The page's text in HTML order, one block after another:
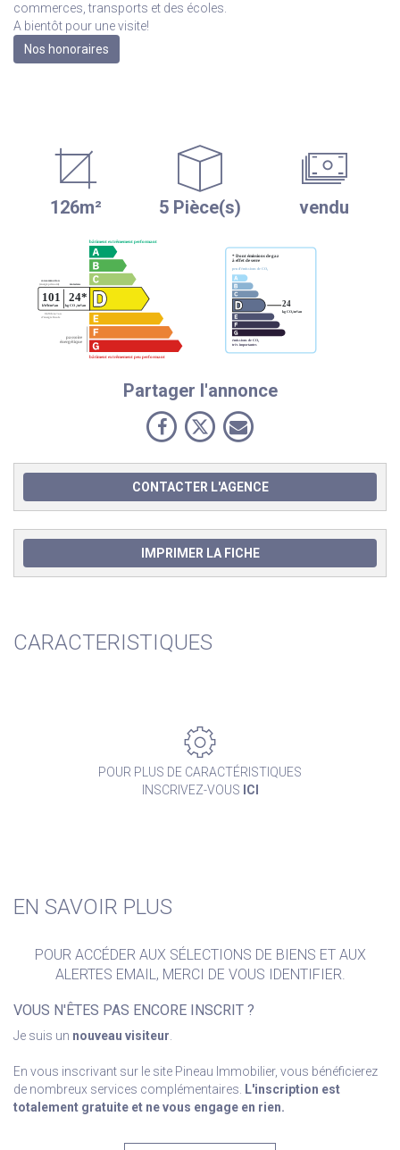
commerces, transports et des écoles.
A bientôt pour une visite!
Nos honoraires
126m² 5 Pièce(s) vendu
Partager l'annonce
CONTACTER L'AGENCE
IMPRIMER LA FICHE
CARACTERISTIQUES
POUR PLUS DE CARACTÉRISTIQUES
INSCRIVEZ-VOUS ICI
EN SAVOIR PLUS
POUR ACCÉDER AUX SÉLECTIONS DE BIENS ET AUX
ALERTES EMAIL, MERCI DE VOUS IDENTIFIER.
VOUS N'ÊTES PAS ENCORE INSCRIT ?
Je suis un nouveau visiteur.
En vous inscrivant sur le site Pineau Immobilier, vous bénéficierez
de nombreux services complémentaires. L'inscription est
totalement gratuite et ne vous engage en rien.